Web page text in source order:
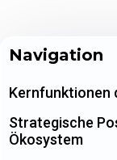
Navigation
Kernfunktionen
Strategische
Ökosystem